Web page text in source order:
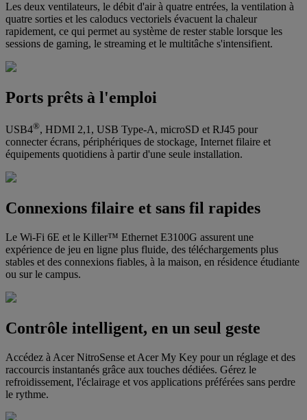
Les deux ventilateurs, le débit d'air à quatre entrées, la ventilation à
quatre sorties et les caloducs vectoriels évacuent la chaleur
rapidement, ce qui permet au système de rester stable lorsque les
sessions de gaming, le streaming et le multitâche s'intensifient.
Ports prêts à l'emploi
USB4®, HDMI 2,1, USB Type-A, microSD et RJ45 pour
connecter écrans, périphériques de stockage, Internet filaire et
équipements quotidiens à partir d'une seule installation.
Connexions filaire et sans fil rapides
Le Wi-Fi 6E et le Killer™ Ethernet E3100G assurent une
expérience de jeu en ligne plus fluide, des téléchargements plus
stables et des connexions fiables, à la maison, en résidence étudiante
ou sur le campus.
Contrôle intelligent, en un seul geste
Accédez à Acer NitroSense et Acer My Key pour un réglage et des
raccourcis instantanés grâce aux touches dédiées. Gérez le
refroidissement, l'éclairage et vos applications préférées sans perdre
le rythme.